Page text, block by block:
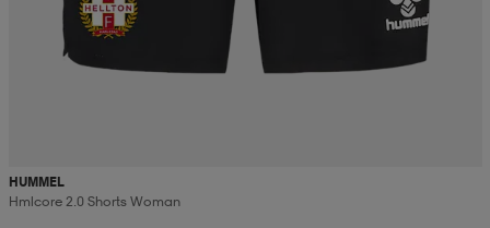
HUMMEL
Hmlcore 2.0 Shorts Woman